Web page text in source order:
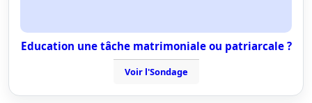
Education une tâche matrimoniale ou patriarcale ?
Voir l'Sondage